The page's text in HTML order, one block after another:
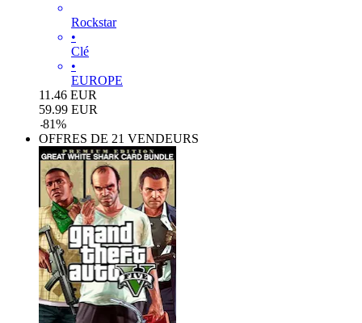
Rockstar
•
Clé
•
EUROPE
11.46 EUR
59.99 EUR
-81%
OFFRES DE 21 VENDEURS